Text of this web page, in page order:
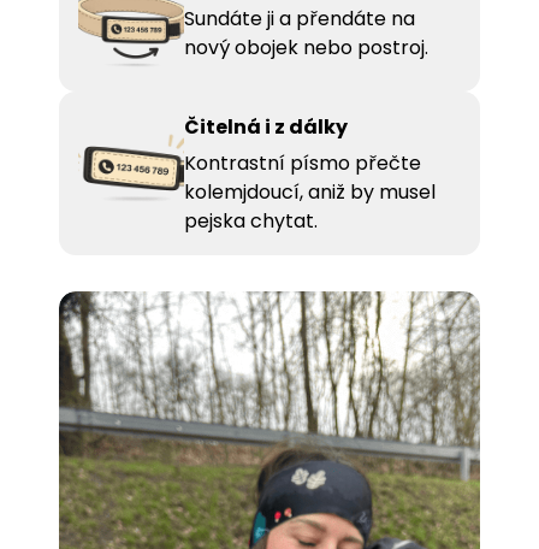
Sundáte ji a přendáte na
nový obojek nebo postroj.
Čitelná i z dálky
Kontrastní písmo přečte
kolemjdoucí, aniž by musel
pejska chytat.